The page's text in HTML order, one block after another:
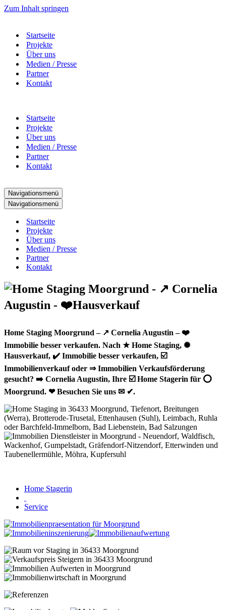
Zum Inhalt springen
Startseite
Projekte
Über uns
Medien / Presse
Partner
Kontakt
Startseite
Projekte
Über uns
Medien / Presse
Partner
Kontakt
Navigationsmenü
Navigationsmenü
Startseite
Projekte
Über uns
Medien / Presse
Partner
Kontakt
Home Staging Moorgrund – ↗️ Cornelia Augustin – ❤️
Immobilie besser verkaufen. Nach ★ Home Staging, ✺
Hausverkauf, ✔️ Immobilie besser verkaufen, ☑️
Immobilienverkauf oder ⇒ Immobilien Verkaufsförderung
gesucht? ➡️ Cornelia Augustin, Ihre ☑️ Home Stagerin für ⭕
Moorgrund. ❤ Besuchen Sie uns ✉ ✔.
Home Stagerin
Service